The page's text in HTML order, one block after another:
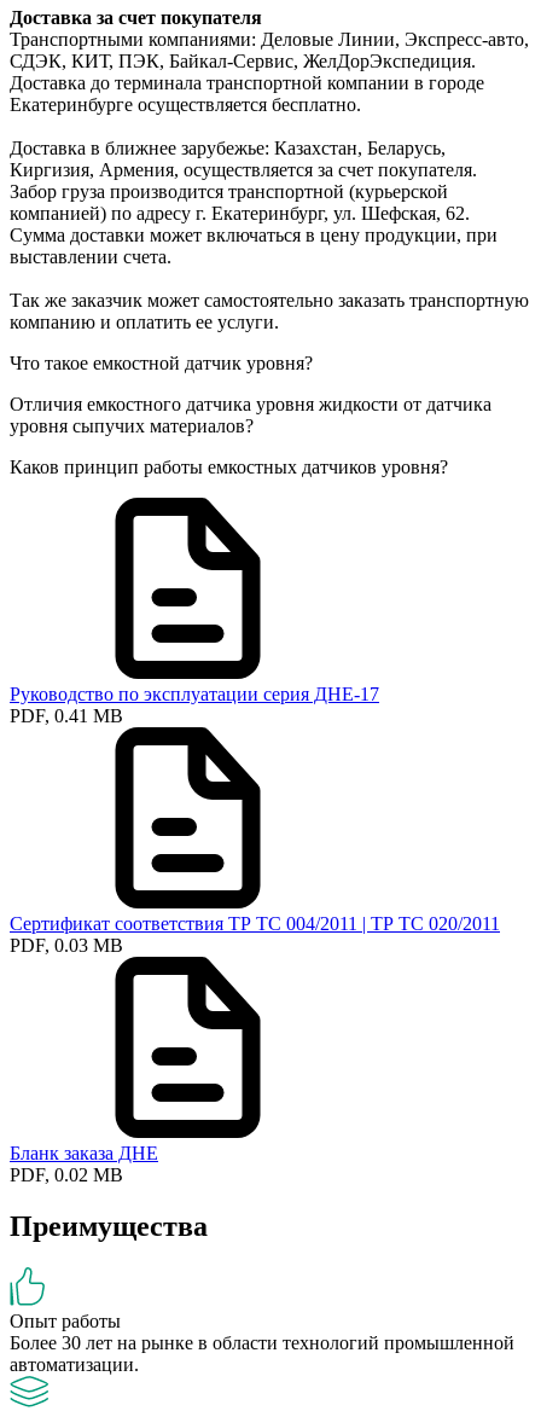
Доставка за счет покупателя
Транспортными компаниями: Деловые Линии, Экспресс-авто,
СДЭК, КИТ, ПЭК, Байкал-Сервис, ЖелДорЭкспедиция.
Доставка до терминала транспортной компании в городе
Екатеринбурге осуществляется бесплатно.
Доставка в ближнее зарубежье: Казахстан, Беларусь,
Киргизия, Армения, осуществляется за счет покупателя.
Забор груза производится транспортной (курьерской
компанией) по адресу г. Екатеринбург, ул. Шефская, 62.
Сумма доставки может включаться в цену продукции, при
выставлении счета.
Так же заказчик может самостоятельно заказать транспортную
компанию и оплатить ее услуги.
Что такое емкостной датчик уровня?
Отличия емкостного датчика уровня жидкости от датчика
уровня сыпучих материалов?
Каков принцип работы емкостных датчиков уровня?
Руководство по эксплуатации серия ДНЕ-17
PDF, 0.41 MB
Сертификат соответствия ТР ТС 004/2011 | ТР ТС 020/2011
PDF, 0.03 MB
Бланк заказа ДНЕ
PDF, 0.02 MB
Преимущества
Опыт работы
Более 30 лет на рынке в области технологий промышленной
автоматизации.